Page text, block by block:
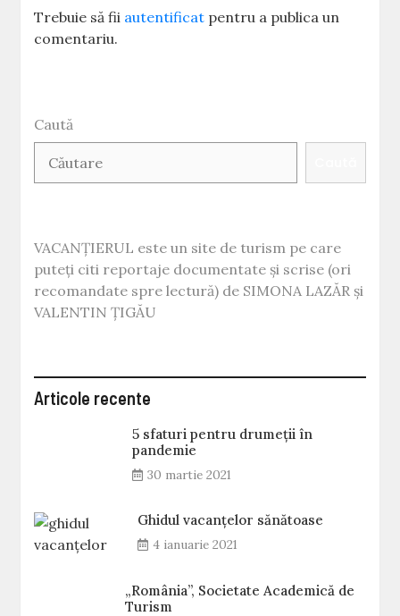
Trebuie să fii autentificat pentru a publica un
comentariu.
Caută
VACANȚIERUL este un site de turism pe care
puteți citi reportaje documentate și scrise (ori
recomandate spre lectură) de SIMONA LAZĂR și
VALENTIN ȚIGĂU
Articole recente
5 sfaturi pentru drumeții în
pandemie
30 martie 2021
Ghidul vacanțelor sănătoase
4 ianuarie 2021
„România”, Societate Academică de
Turism